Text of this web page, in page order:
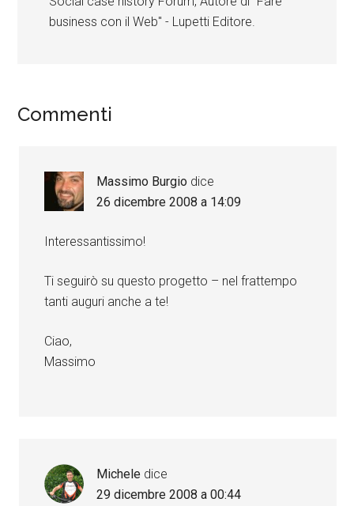
business con il Web" - Lupetti Editore.
Commenti
Massimo Burgio dice
26 dicembre 2008 a 14:09
Interessantissimo!
Ti seguirò su questo progetto – nel frattempo
tanti auguri anche a te!
Ciao,
Massimo
Michele dice
29 dicembre 2008 a 00:44